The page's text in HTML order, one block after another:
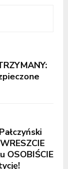
OSOBIŚCIE